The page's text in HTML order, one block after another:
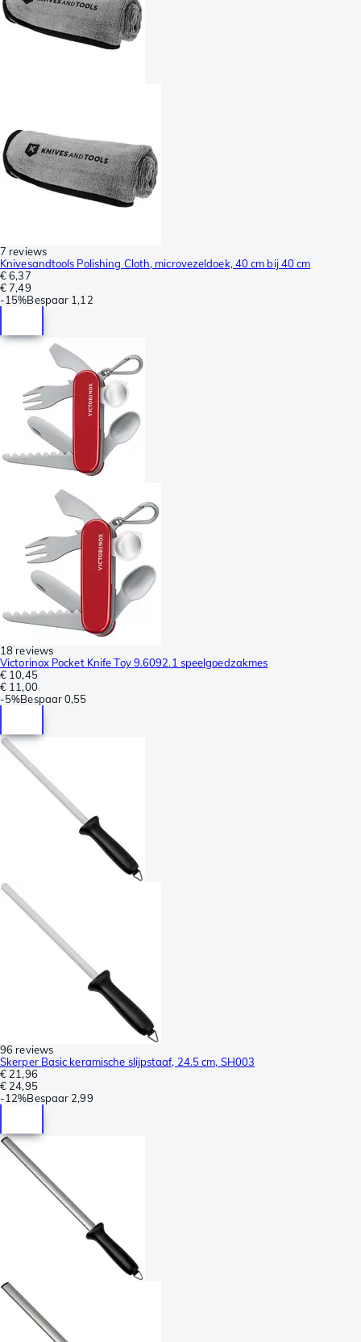
7 reviews
Knivesandtools Polishing Cloth, microvezeldoek, 40 cm bij 40 cm
€ 6,37
€ 7,49
-15%Bespaar 1,12
18 reviews
Victorinox Pocket Knife Toy 9.6092.1 speelgoedzakmes
€ 10,45
€ 11,00
-5%Bespaar0,55
96 reviews
Skerper Basic keramische slijpstaaf, 24.5 cm, SH003
€ 21,96
€ 24,95
-12%Bespaar 2,99